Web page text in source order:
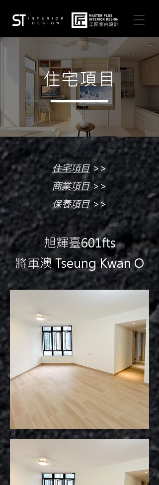
住宅項目
住宅項目 >>
商業項目>>
保養項目>>
旭輝臺601fts
將軍澳 Tseung Kwan O